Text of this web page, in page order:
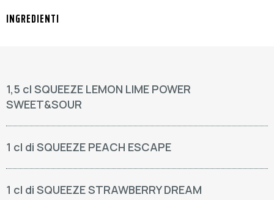
INGREDIENTI
1,5 cl SQUEEZE LEMON LIME POWER
SWEET&SOUR
1 cl di SQUEEZE PEACH ESCAPE
1 cl di SQUEEZE STRAWBERRY DREAM